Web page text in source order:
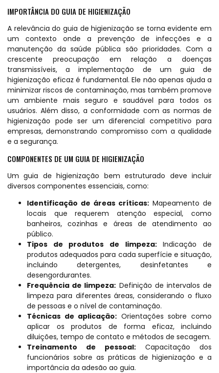
IMPORTÂNCIA DO GUIA DE HIGIENIZAÇÃO
A relevância do guia de higienização se torna evidente em
um contexto onde a prevenção de infecções e a
manutenção da saúde pública são prioridades. Com a
crescente preocupação em relação a doenças
transmissíveis, a implementação de um guia de
higienização eficaz é fundamental. Ele não apenas ajuda a
minimizar riscos de contaminação, mas também promove
um ambiente mais seguro e saudável para todos os
usuários. Além disso, a conformidade com as normas de
higienização pode ser um diferencial competitivo para
empresas, demonstrando compromisso com a qualidade
e a segurança.
COMPONENTES DE UM GUIA DE HIGIENIZAÇÃO
Um guia de higienização bem estruturado deve incluir
diversos componentes essenciais, como:
Identificação de áreas críticas: Mapeamento de
locais que requerem atenção especial, como
banheiros, cozinhas e áreas de atendimento ao
público.
Tipos de produtos de limpeza:Indicação de
produtos adequados para cada superfície e situação,
incluindo detergentes, desinfetantes e
desengordurantes.
Frequência de limpeza: Definição de intervalos de
limpeza para diferentes áreas, considerando o fluxo
de pessoas e o nível de contaminação.
Técnicas de aplicação: Orientações sobre como
aplicar os produtos de forma eficaz, incluindo
diluições, tempo de contato e métodos de secagem.
Treinamento de pessoal: Capacitação dos
funcionários sobre as práticas de higienização e a
importância da adesão ao guia.